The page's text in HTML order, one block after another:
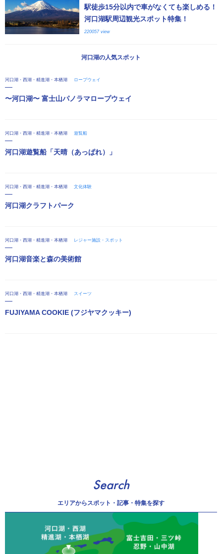
駅徒歩15分以内で車がなくても楽しめる！
河口湖駅周辺観光スポット特集！
220057 view
河口湖の人気スポット
河口湖・西湖・精進湖・本栖湖 ロープウェイ
〜河口湖〜 富士山パノラマロープウェイ
河口湖・西湖・精進湖・本栖湖 遊覧船
河口湖遊覧船「天晴（あっぱれ）」
河口湖・西湖・精進湖・本栖湖 文化体験
河口湖クラフトパーク
河口湖・西湖・精進湖・本栖湖 レジャー施設・スポット
河口湖音楽と森の美術館
河口湖・西湖・精進湖・本栖湖 スイーツ
FUJIYAMA COOKIE (フジヤマクッキー)
Search
エリアからスポット・記事・特集を探す